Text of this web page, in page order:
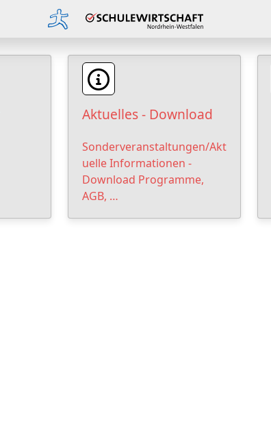
Aktuelles - Download
Sonderveranstaltungen/Akt
uelle Informationen -
Download Programme,
AGB, …